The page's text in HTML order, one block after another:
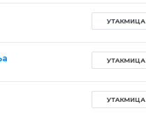
УТАКМИЦА
УТАКМИЦА
УТАКМИЦА